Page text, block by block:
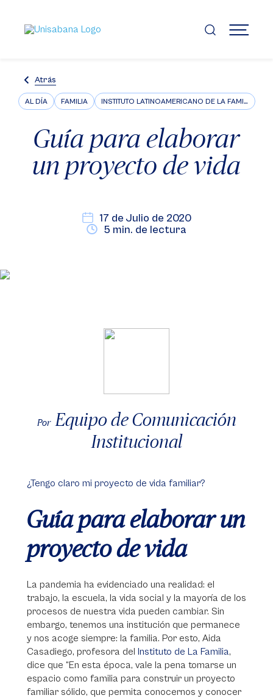
contenido
principal
MENÚ
Atrás
AL DÍA FAMILIA INSTITUTO LATINOAMERICANO DE LA FAMILIA ILFARUS
Guía para elaborar
un proyecto de vida
17 de Julio de 2020
5 min. de lectura
Por Equipo de Comunicación
Institucional
¿Tengo claro mi proyecto de vida familiar?
Guía para elaborar un
proyecto de vida
La pandemia ha evidenciado una realidad: el
trabajo, la escuela, la vida social y la mayoría de los
procesos de nuestra vida pueden cambiar. Sin
embargo, tenemos una institución que permanece
y nos acoge siempre: la familia. Por esto, Aida
Casadiego, profesora del Instituto de La Familia,
dice que “En esta época, vale la pena tomarse un
espacio como familia para construir un proyecto
familiar sólido, que permita conocernos y conocer